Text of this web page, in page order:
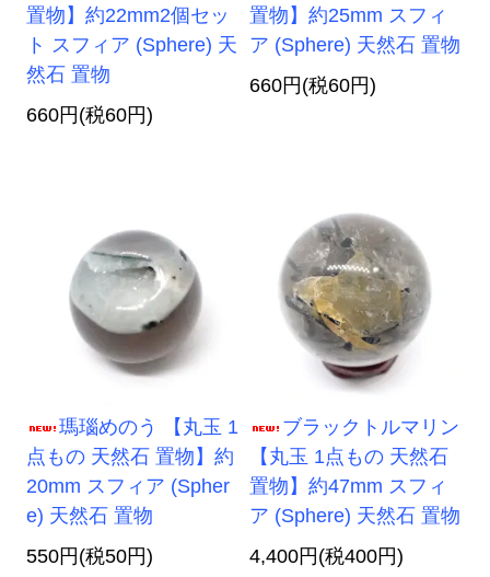
置物】約22mm2個セッ
ト スフィア (Sphere) 天
然石 置物
660円(税60円)
置物】約25mm スフィ
ア (Sphere) 天然石 置物
660円(税60円)
瑪瑙めのう 【丸玉 1
点もの 天然石 置物】約
20mm スフィア (Spher
e) 天然石 置物
550円(税50円)
ブラックトルマリン
【丸玉 1点もの 天然石
置物】約47mm スフィ
ア (Sphere) 天然石 置物
4,400円(税400円)